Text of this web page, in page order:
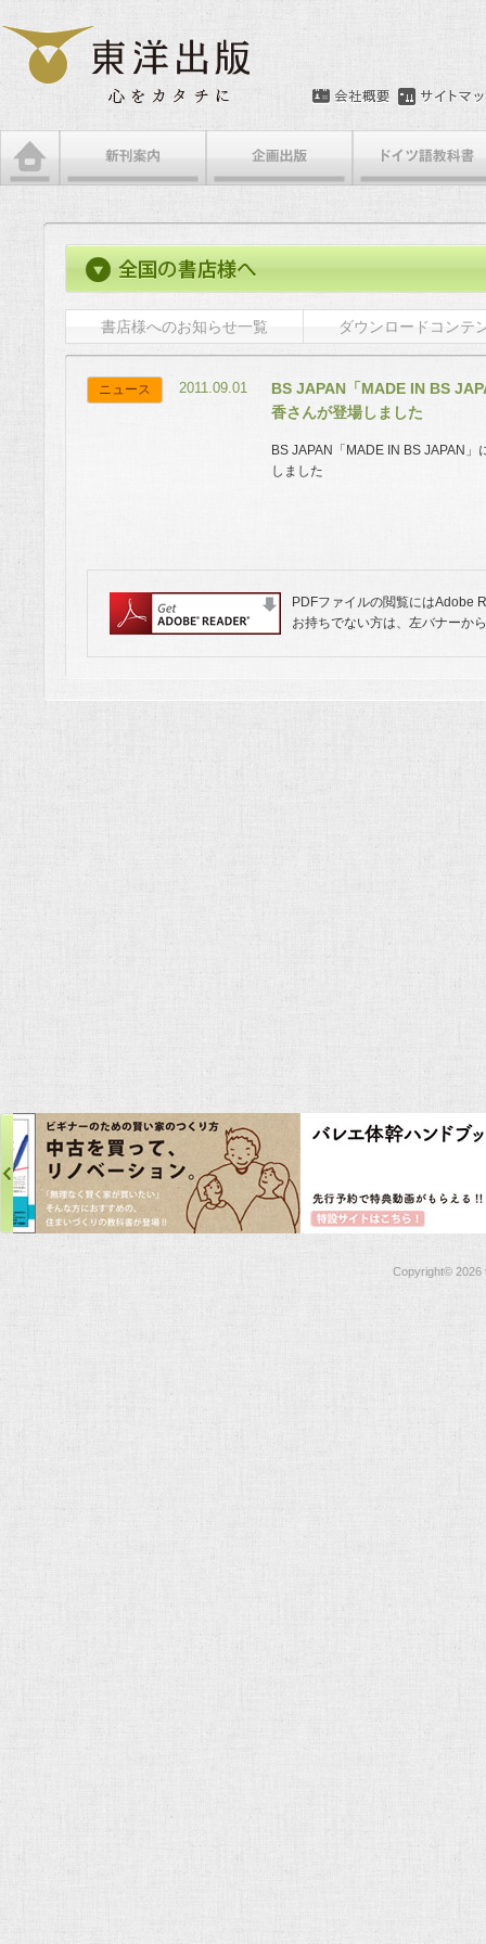
書店様へのお知らせ一覧 ダウンロードコンテ
ニュース 2011.09.01
BS JAPAN「MADE IN BS
香さんが登場しました
BS JAPAN「MADE IN BS JAPAN
しました
PDFファイルの閲覧にはAdobe
お持ちでない方は、左バナーか
Copyright© 2026